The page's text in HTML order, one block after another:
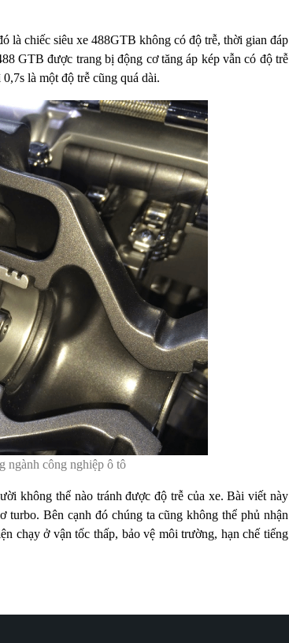
là chiếc siêu xe 488GTB không có độ trễ, thời gian đáp
GTB được trang bị động cơ tăng áp kép vẫn có độ trễ
là một độ trễ cũng quá dài.
ngành công nghiệp ô tô
không thể nào tránh được độ trễ của xe. Bài viết này
Bên cạnh đó chúng ta cũng không thể phủ nhận
chạy ở vận tốc thấp, bảo vệ môi trường, hạn chế tiếng